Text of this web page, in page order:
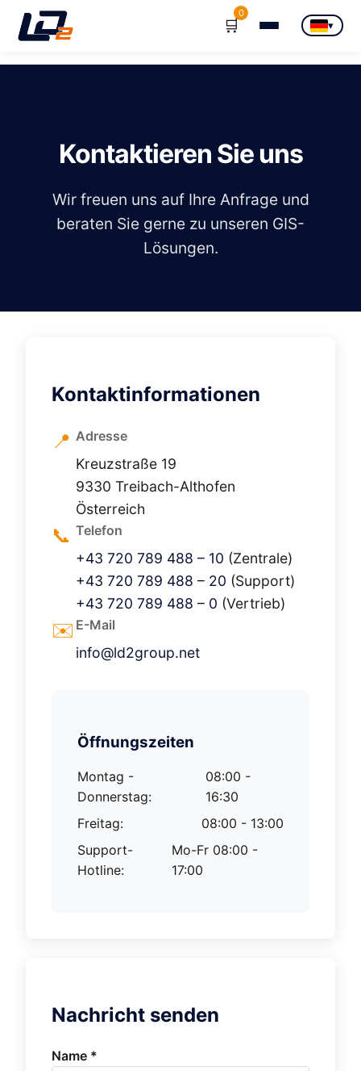
🛒
0
▾
Kontaktieren Sie uns
Wir freuen uns auf Ihre Anfrage und
beraten Sie gerne zu unseren GIS-
Lösungen.
Kontaktinformationen
📍 Adresse
Kreuzstraße 19
9330 Treibach-Althofen
Österreich
📞 Telefon
+43 720 789 488 – 10 (Zentrale)
+43 720 789 488 – 20 (Support)
+43 720 789 488 – 0 (Vertrieb)
✉️ E-Mail
info@ld2group.net
Öffnungszeiten
Montag -
Donnerstag:
08:00 -
16:30
Freitag:
08:00 - 13:00
Support-
Hotline:
Mo-Fr 08:00 -
17:00
Nachricht senden
Name *